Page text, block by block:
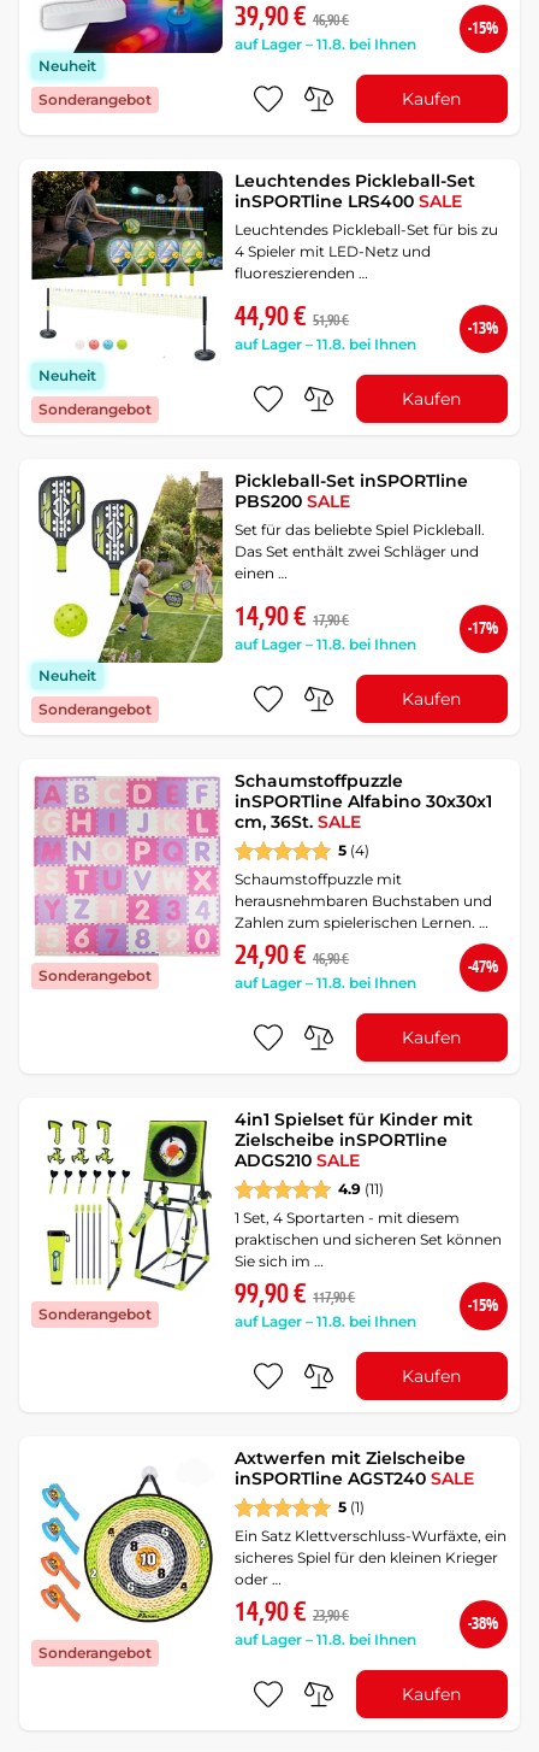
Neuheit
Sonderangebot
39,90 € 46,90 €
auf Lager – 11.8. bei Ihnen
-15%
Kaufen
Neuheit
Sonderangebot
Leuchtendes Pickleball-Set
inSPORTline LRS400SALE
Leuchtendes Pickleball-Set für bis zu
4 Spieler mit LED-Netz und
fluoreszierenden …
44,90 € 51,90 €
auf Lager – 11.8. bei Ihnen
-13%
Kaufen
Neuheit
Sonderangebot
Pickleball-Set inSPORTline
PBS200SALE
Set für das beliebte Spiel Pickleball.
Das Set enthält zwei Schläger und
einen …
14,90 € 17,90 €
auf Lager – 11.8. bei Ihnen
-17%
Kaufen
Sonderangebot
Schaumstoffpuzzle
inSPORTline Alfabino 30x30x1
cm, 36St.SALE
5 (4)
Schaumstoffpuzzle mit
herausnehmbaren Buchstaben und
Zahlen zum spielerischen Lernen. …
24,90 € 46,90 €
auf Lager – 11.8. bei Ihnen
-47%
Kaufen
Sonderangebot
4in1 Spielset für Kinder mit
Zielscheibe inSPORTline
ADGS210SALE
4.9 (11)
1 Set, 4 Sportarten - mit diesem
praktischen und sicheren Set können
Sie sich im …
99,90 € 117,90 €
auf Lager – 11.8. bei Ihnen
-15%
Kaufen
Sonderangebot
Axtwerfen mit Zielscheibe
inSPORTline AGST240SALE
5 (1)
Ein Satz Klettverschluss-Wurfäxte, ein
sicheres Spiel für den kleinen Krieger
oder …
14,90 € 23,90 €
auf Lager – 11.8. bei Ihnen
-38%
Kaufen